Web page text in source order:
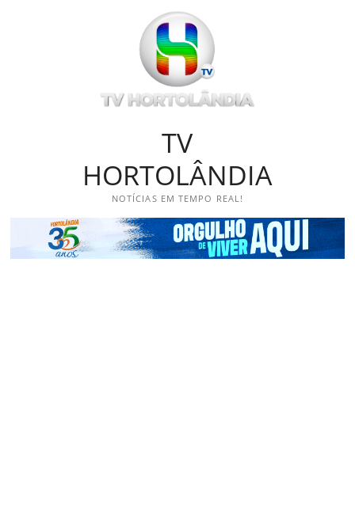
TV
HORTOLÂNDIA
NOTÍCIAS EM TEMPO REAL!